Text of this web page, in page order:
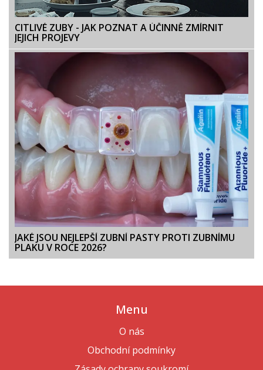
CITLIVÉ ZUBY - JAK POZNAT A ÚČINNĚ ZMÍRNIT
JEJICH PROJEVY
JAKÉ JSOU NEJLEPŠÍ ZUBNÍ PASTY PROTI ZUBNÍMU
PLAKU V ROCE 2026?
Menu
O nás
Obchodní podmínky